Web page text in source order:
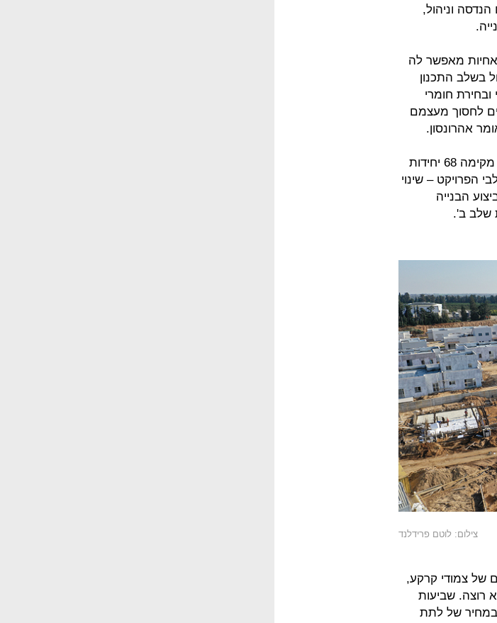
וניהול,
מאפשר לה
בשלב התכנון
חומרי
לחסוך מעצמם
אהרונסון.
כיום למשל מקדמת החברה פרויקט בקיבוץ ניצנים, במסגרתו היא מקימה 68 יחידות
הפרויקט – שינוי
הבנייה
שלב ב'.
צילום: לוטם פרידלנד
של צמודי קרקע,
רוצה. שביעות
במחיר של לתת